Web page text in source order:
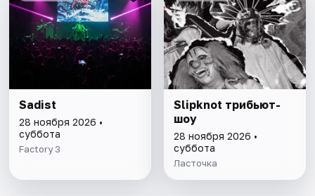
Sadist
28 ноября 2026 •
суббота
Factory 3
Slipknot трибьют-
шоу
28 ноября 2026 •
суббота
Ласточка